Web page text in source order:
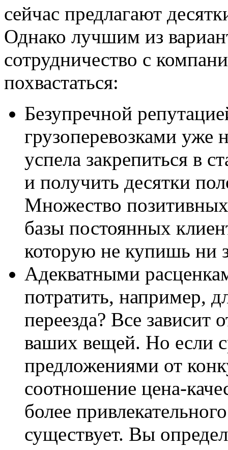
сейчас предлагают
Однако лучшим из
сотрудничество с
похвастаться:
Безупречной
грузоперевозками уже
успела закрепиться в
и получить десятки
Множество
базы постоянных
которую не купишь ни
Адекватными
потратить, например,
переезда? Все зависит
ваших вещей. Но если
предложениями от
соотношение цена-
более
существует. Вы